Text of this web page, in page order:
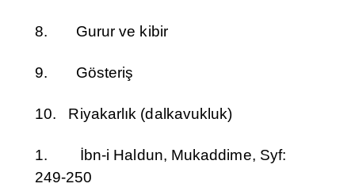
8. Gurur ve kibir
9. Gösteriş
10. Riyakarlık (dalkavukluk)
1. İbn-i Haldun, Mukaddime, Syf:
249-250